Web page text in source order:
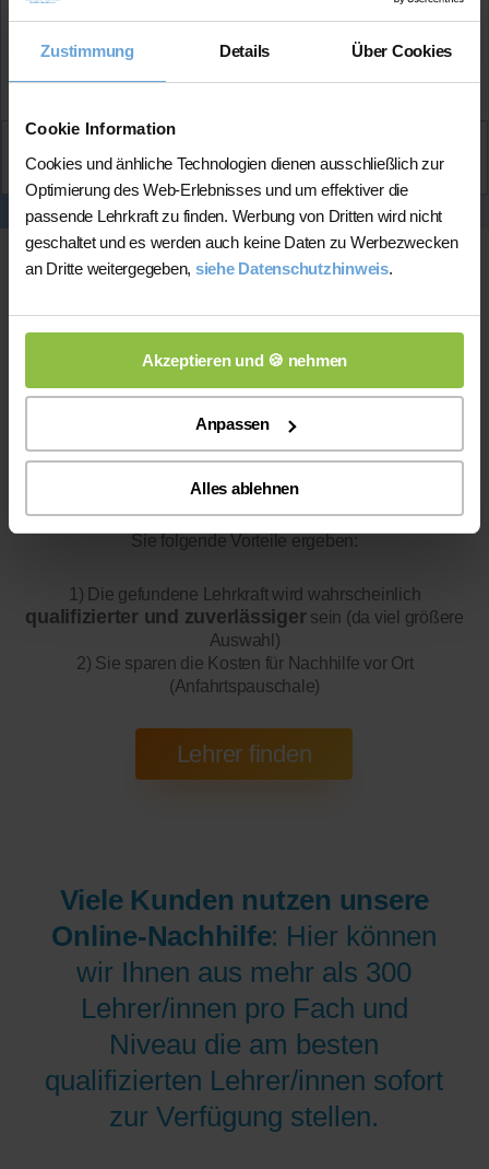
Zustimmung Details Über Cookies
Cookie Information
Cookies und änhliche Technologien dienen ausschließlich zur
Optimierung des Web-Erlebnisses und um effektiver die
passende Lehrkraft zu finden. Werbung von Dritten wird nicht
geschaltet und es werden auch keine Daten zu Werbezwecken
an Dritte weitergegeben, siehe Datenschutzhinweis.
Akzeptieren und 🍪 nehmen
Anpassen
Alles ablehnen
Sascha kontaktieren
Online-Unterricht
Bitte beachten Sie, dass wir fürOnline-Unterricht
200 bis 300 mal bessere Auswahl haben, wodurch sich für
Sie folgende Vorteile ergeben:
1) Die gefundene Lehrkraft wird wahrscheinlich
qualifizierter und zuverlässigersein (da viel größere
Auswahl)
2) Sie sparen die Kosten für Nachhilfe vor Ort
(Anfahrtspauschale)
Viele Kunden nutzen unsere
Online-Nachhilfe: Hier können
wir Ihnen aus mehr als 300
Lehrer/innen pro Fach und
Niveau die am besten
qualifizierten Lehrer/innen sofort
zur Verfügung stellen.